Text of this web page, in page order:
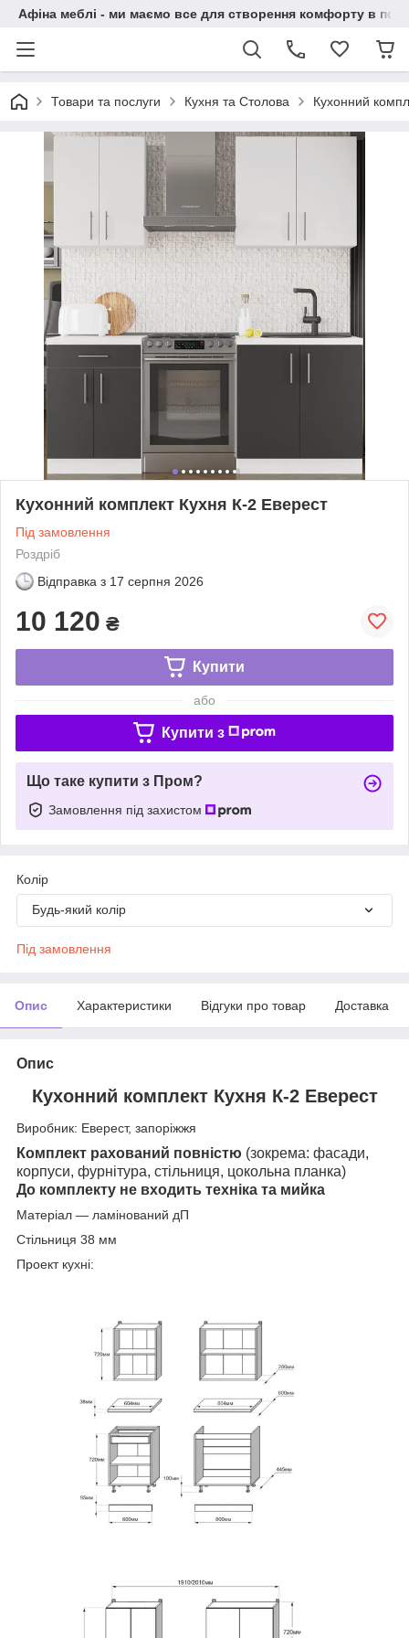
Афіна меблі - ми маємо все для створення комфорту в
Товари та послуги Кухня та Столова Кухонний
Кухонний комплект Кухня К-2 Еверест
Під замовлення
Роздріб
Відправка з 17 серпня 2026
10 120 ₴
Купити
або
Купити з
Що таке купити з Пром?
Замовлення під захистом
Колір
Будь-який колір
Під замовлення
Опис Характеристики Відгуки про товар Доставка
Опис
Кухонний комплект Кухня К-2 Еверест
Виробник: Еверест, запоріжжя
Комплект рахований повністю (зокрема: фасади,
корпуси, фурнітура, стільниця, цокольна планка)
До комплекту не входить техніка та мийка
Матеріал — ламінований дП
Стільниця 38 мм
Проект кухні: